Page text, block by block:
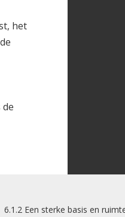
het
6.1.2 Een sterke basis en